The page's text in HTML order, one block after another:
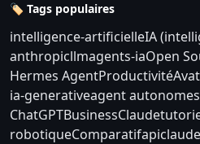
🏷️ Tags populaires
intelligence-artificielleIA
anthropicllmagents-iaOpen
Hermes AgentProductivité
ia-generativeagent autonome
ChatGPTBusinessClaude
robotiqueComparatifapi